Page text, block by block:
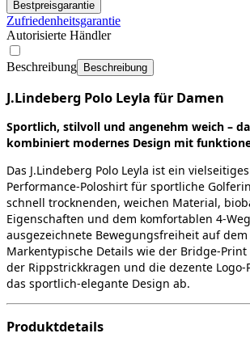
Bestpreisgarantie
Zufriedenheitsgarantie
Autorisierte Händler
Beschreibung Beschreibung
J.Lindeberg Polo Leyla für Damen
Sportlich, stilvoll und angenehm weich –
kombiniert modernes Design mit
Das J.Lindeberg Polo Leyla ist ein vielseitiges
Performance‑Poloshirt für sportliche
schnell trocknenden, weichen Material,
Eigenschaften und dem komfortablen
ausgezeichnete Bewegungsfreiheit auf dem
Markentypische Details wie der
der Rippstrickkragen und die dezente
das sportlich‑elegante Design ab.
Produktdetails